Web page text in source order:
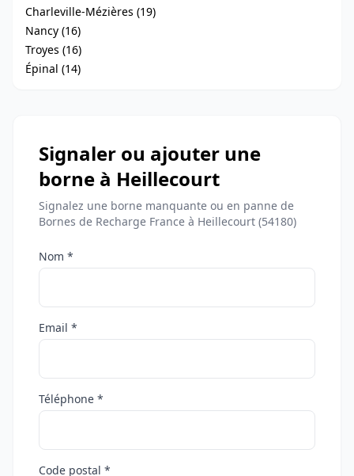
Charleville-Mézières (19)
Nancy (16)
Troyes (16)
Épinal (14)
Signaler ou ajouter une
borne à Heillecourt
Signalez une borne manquante ou en panne de
Bornes de Recharge France à Heillecourt (54180)
Nom *
Email *
Téléphone *
Code postal *